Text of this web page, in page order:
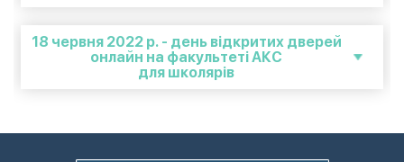
18 червня 2022 р. - день відкритих дверей
онлайн на факультеті АКС
для школярів